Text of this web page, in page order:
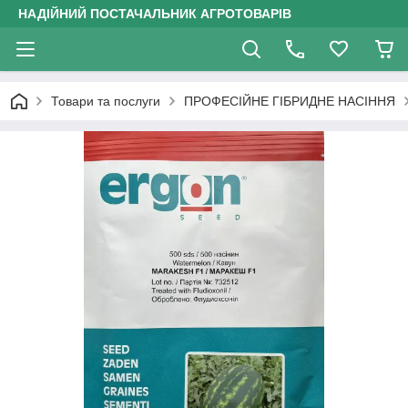
НАДІЙНИЙ ПОСТАЧАЛЬНИК АГРОТОВАРІВ
Товари та послуги ПРОФЕСІЙНЕ ГІБРИДНЕ НАСІННЯ